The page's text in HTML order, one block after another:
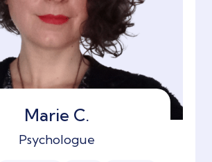
Marie C.
Psychologue